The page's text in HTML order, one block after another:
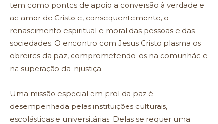
tem como pontos de apoio a conversão à verdade e
ao amor de Cristo e, consequentemente, o
renascimento espiritual e moral das pessoas e das
sociedades. O encontro com Jesus Cristo plasma os
obreiros da paz, comprometendo-os na comunhão e
na superação da injustiça.
Uma missão especial em prol da paz é
desempenhada pelas instituições culturais,
escolásticas e universitárias. Delas se requer uma